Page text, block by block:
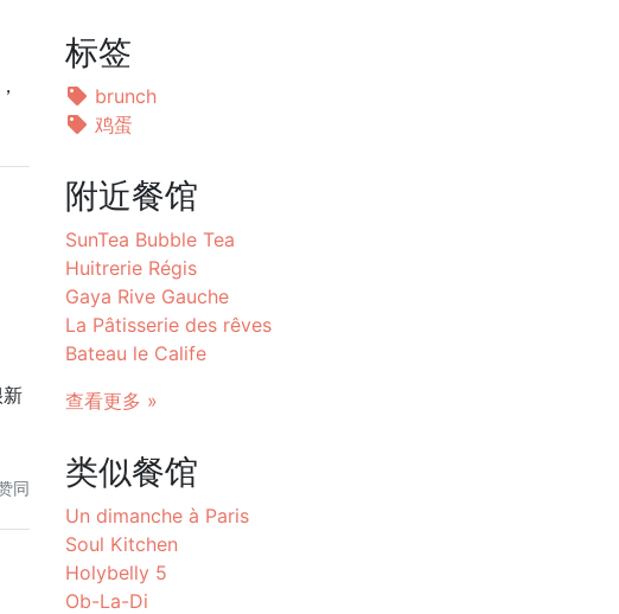
同
标签
brunch
鸡蛋
附近餐馆
SunTea Bubble Tea
Huitrerie Régis
Gaya Rive Gauche
La Pâtisserie des rêves
Bateau le Calife
查看更多 »
类似餐馆
Un dimanche à Paris
Soul Kitchen
Holybelly 5
Ob-La-Di